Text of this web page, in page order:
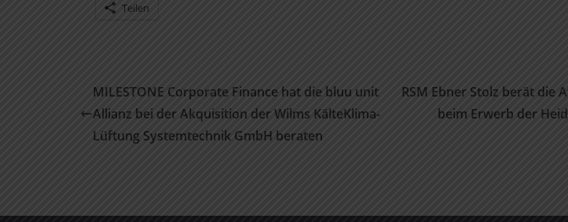
Teilen
MILESTONE Corporate Finance hat die bluu unit
Allianz bei der Akquisition der Wilms KälteKlima-
Lüftung Systemtechnik GmbH beraten
RSM Ebner Stolz berät die
beim Erwerb der